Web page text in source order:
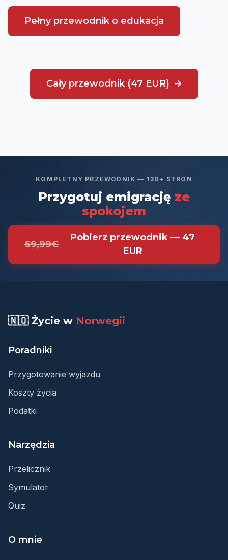
Pełny przewodnik o edukacja
Cały przewodnik (47 EUR)
KOMPLETNY PRZEWODNIK — 130+ STRON
Przygotuj emigrację ze
spokojem
69,99€
Pobierz przewodnik — 47
EUR
🇳🇴 Życie w Norwegii
Poradniki
Przygotowanie wyjazdu
Koszty życia
Podatki
Narzędzia
Przelicznik
Symulator
Quiz
O mnie